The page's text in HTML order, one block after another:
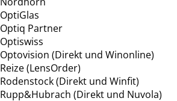
OptiGlas
Optiq Partner
Optiswiss
Optovision (Direkt und Winonline)
Reize (LensOrder)
Rodenstock (Direkt und Winfit)
Rupp&Hubrach (Direkt und Nuvola)